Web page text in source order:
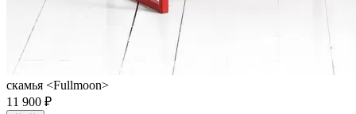
скамья <Fullmoon>
11 900 ₽